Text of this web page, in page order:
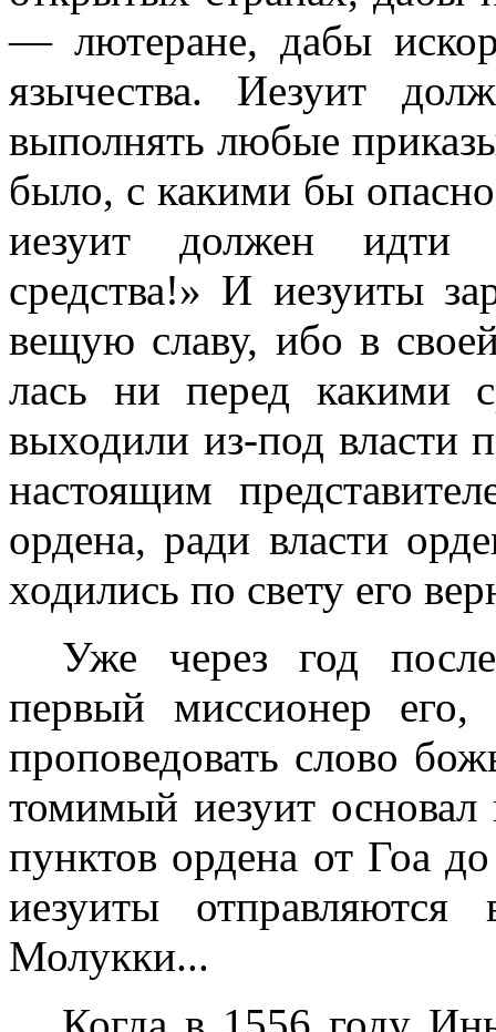
— лютеране, дабы
язычества. Иезуит
выполнять любые
было, с какими бы
иезуит должен идти
средства!» И иезуиты
вещую славу, ибо в
лась ни перед какими
выходили из-под власти
настоящим
ордена, ради власти
ходились по свету его
Уже через год
первый миссионер его,
проповедовать слово
томимый иезуит
пунктов ордена от Гоа
иезуиты
Молукки...